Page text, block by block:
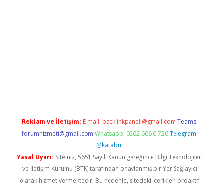
Reklam ve İletişim: E-mail: backlinkpaneli@gmail.com Teams:
forumhizmeti@gmail.com Whatsapp: 0262 606 0 726 Telegram:
@karabul
Yasal Uyarı: Sitemiz, 5651 Sayılı Kanun gereğince Bilgi Teknolojileri
ve İletişim Kurumu (BTK) tarafından onaylanmış bir Yer Sağlayıcı
olarak hizmet vermektedir. Bu nedenle, sitedeki içerikleri proaktif